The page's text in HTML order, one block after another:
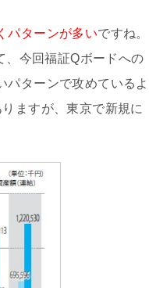
パターンが多いですね。
、今回福証Qボードへの
パターンで攻めているよ
ますが、東京で新規に